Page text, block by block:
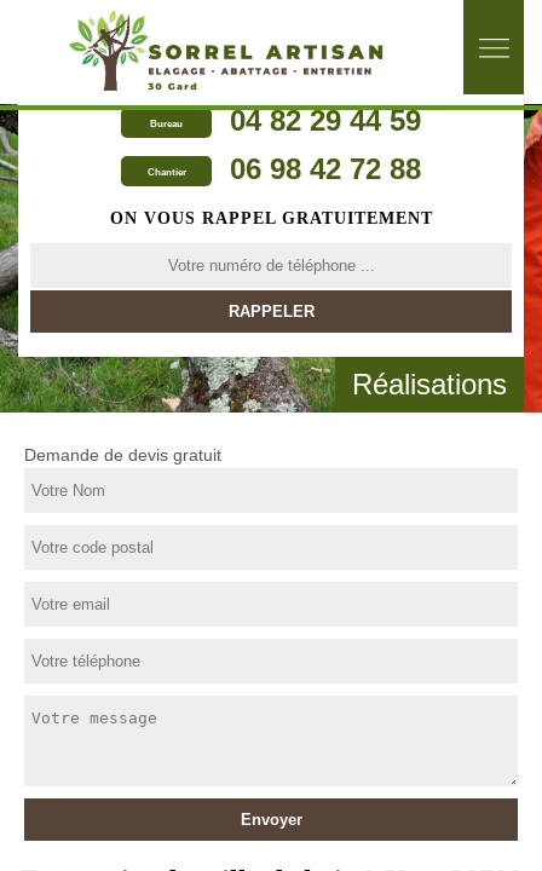
Bureau 04 82 29 44 59
Chantier 06 98 42 72 88
ON VOUS RAPPEL GRATUITEMENT
Réalisations
Demande de devis gratuit